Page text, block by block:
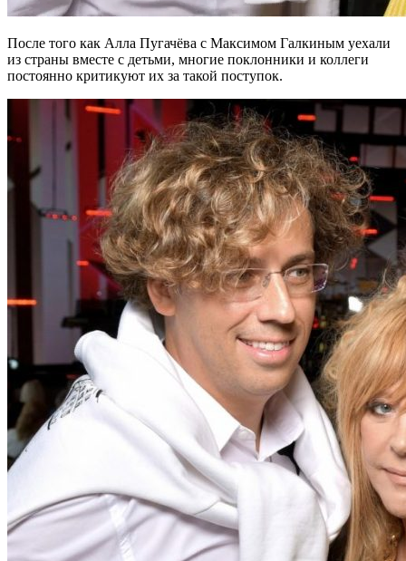
После того как Алла Пугачёва с Максимом Галкиным уехали
из страны вместе с детьми, многие поклонники и коллеги
постоянно критикуют их за такой поступок.